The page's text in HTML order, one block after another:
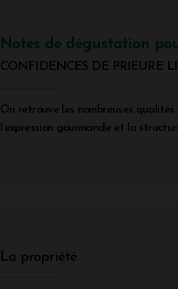
Notes de dégustation
CONFIDENCES DE PRIEURE
On retrouve les nombreuses qualités
l’expression gourmande et la
La propriété